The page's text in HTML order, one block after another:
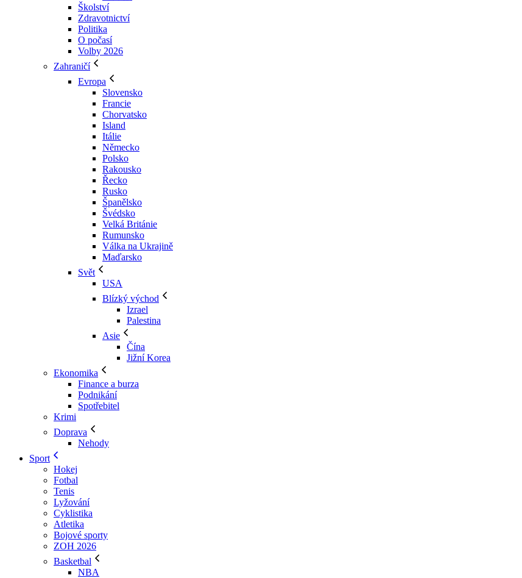
Školství
Zdravotnictví
Politika
O počasí
Volby 2026
Zahraničí
Evropa
Slovensko
Francie
Chorvatsko
Island
Itálie
Německo
Polsko
Rakousko
Řecko
Rusko
Španělsko
Švédsko
Velká Británie
Rumunsko
Válka na Ukrajině
Maďarsko
Svět
USA
Blízký východ
Izrael
Palestina
Asie
Čína
Jižní Korea
Ekonomika
Finance a burza
Podnikání
Spotřebitel
Krimi
Doprava
Nehody
Sport
Hokej
Fotbal
Tenis
Lyžování
Cyklistika
Atletika
Bojové sporty
ZOH 2026
Basketbal
NBA